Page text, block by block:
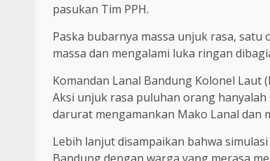
pasukan Tim PPH.
Paska bubarnya massa unjuk rasa,
massa dan mengalami luka ringan
Komandan Lanal Bandung Kolonel Laut
Aksi unjuk rasa puluhan orang
darurat mengamankan Mako Lanal dan
Lebih lanjut disampaikan bahwa